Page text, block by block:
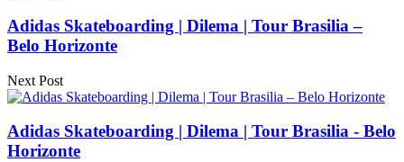
Adidas Skateboarding | Dilema | Tour Brasilia –
Belo Horizonte
Next Post
Adidas Skateboarding | Dilema | Tour Brasilia - Belo
Horizonte